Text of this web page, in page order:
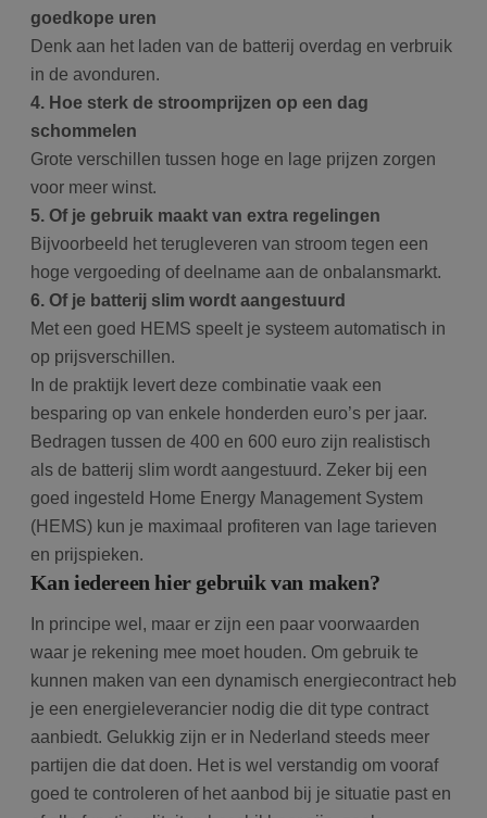
goedkope uren
Denk aan het laden van de batterij overdag en verbruik
in de avonduren.
4. Hoe sterk de stroomprijzen op een dag
schommelen
Grote verschillen tussen hoge en lage prijzen zorgen
voor meer winst.
5. Of je gebruik maakt van extra regelingen
Bijvoorbeeld het terugleveren van stroom tegen een
hoge vergoeding of deelname aan de onbalansmarkt.
6. Of je batterij slim wordt aangestuurd
Met een goed HEMS speelt je systeem automatisch in
op prijsverschillen.
In de praktijk levert deze combinatie vaak een
besparing op van enkele honderden euro’s per jaar.
Bedragen tussen de 400 en 600 euro zijn realistisch
als de batterij slim wordt aangestuurd. Zeker bij een
goed ingesteld Home Energy Management System
(HEMS) kun je maximaal profiteren van lage tarieven
en prijspieken.
Kan iedereen hier gebruik van maken?
In principe wel, maar er zijn een paar voorwaarden
waar je rekening mee moet houden. Om gebruik te
kunnen maken van een dynamisch energiecontract heb
je een energieleverancier nodig die dit type contract
aanbiedt. Gelukkig zijn er in Nederland steeds meer
partijen die dat doen. Het is wel verstandig om vooraf
goed te controleren of het aanbod bij je situatie past en